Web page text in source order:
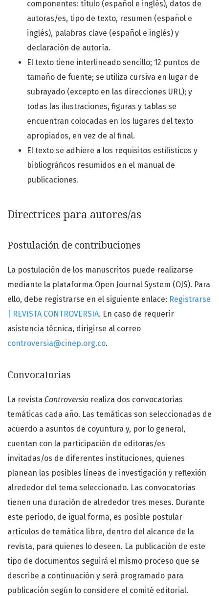
componentes: título (español e inglés), datos de
autoras/es, tipo de texto, resumen (español e
inglés), palabras clave (español e inglés) y
declaración de autoría.
El texto tiene interlineado sencillo; 12 puntos de
tamaño de fuente; se utiliza cursiva en lugar de
subrayado (excepto en las direcciones URL); y
todas las ilustraciones, figuras y tablas se
encuentran colocadas en los lugares del texto
apropiados, en vez de al final.
El texto se adhiere a los requisitos estilísticos y
bibliográficos resumidos en el manual de
publicaciones.
Directrices para autores/as
Postulación de contribuciones
La postulación de los manuscritos puede realizarse
mediante la plataforma Open Journal System (OJS). Para
ello, debe registrarse en el siguiente enlace: Registrarse
| REVISTA CONTROVERSIA. En caso de requerir
asistencia técnica, dirigirse al correo
controversia@cinep.org.co.
Convocatorias
La revista Controversia realiza dos convocatorias
temáticas cada año. Las temáticas son seleccionadas de
acuerdo a asuntos de coyuntura y, por lo general,
cuentan con la participación de editoras/es
invitadas/os de diferentes instituciones, quienes
planean las posibles líneas de investigación y reflexión
alrededor del tema seleccionado. Las convocatorias
tienen una duración de alrededor tres meses. Durante
este periodo, de igual forma, es posible postular
artículos de temática libre, dentro del alcance de la
revista, para quienes lo deseen. La publicación de este
tipo de documentos seguirá el mismo proceso que se
describe a continuación y será programado para
publicación según lo considere el comité editorial.